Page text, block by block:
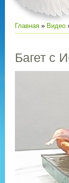
Главная » Видео
Багет с